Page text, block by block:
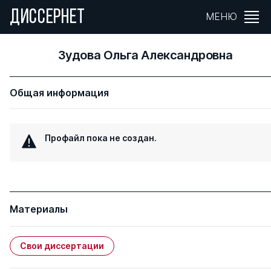
ДИССЕРНЕТ МЕНЮ
Зудова Ольга Александровна
Общая информация
Профайл пока не создан.
Материалы
Свои диссертации